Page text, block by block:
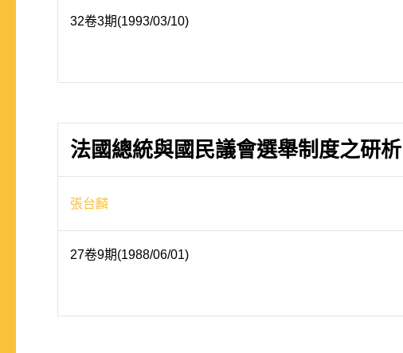
32卷3期(1993/03/10)
法國總統與國民議會選舉制度之研析
張台麟
27卷9期(1988/06/01)